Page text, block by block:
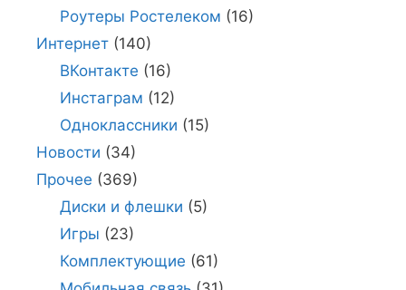
Роутеры Ростелеком (16)
Интернет (140)
ВКонтакте (16)
Инстаграм (12)
Одноклассники (15)
Новости (34)
Прочее (369)
Диски и флешки (5)
Игры (23)
Комплектующие (61)